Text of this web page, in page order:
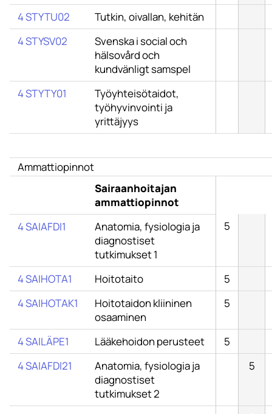
4 STYTU02
Tutkin, oivallan, kehitän
4 STYSV02
Svenska i social och
hälsovård och
kundvänligt samspel
4 STYTY01
Työyhteisötaidot,
työhyvinvointi ja
yrittäjyys
Ammattiopinnot
Sairaanhoitajan
ammattiopinnot
4 SAIAFDI1
Anatomia, fysiologia ja
diagnostiset
tutkimukset 1
5
4 SAIHOTA1 Hoitotaito
5
4 SAIHOTAK1
Hoitotaidon kliininen
osaaminen
5
4 SAILÄPE1 Lääkehoidon perusteet
5
4 SAIAFDI21
Anatomia, fysiologia ja
diagnostiset
tutkimukset 2
5